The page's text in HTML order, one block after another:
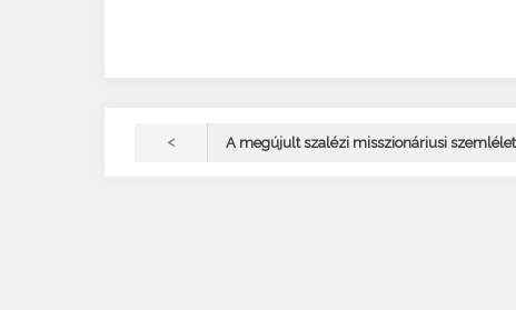
< A megújult szalézi misszionáriusi